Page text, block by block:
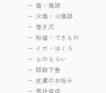
傷・傷跡
火傷・火傷跡
巻き爪
粉瘤・できもの
イボ・ほくろ
ものもらい
眼瞼下垂
皮膚のお悩み
帯状疱疹